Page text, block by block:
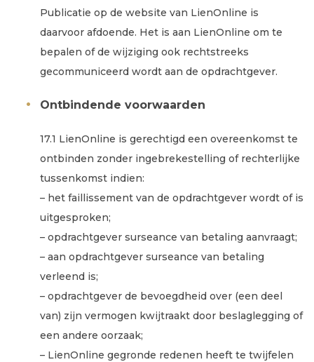
Publicatie op de website van LienOnline is
daarvoor afdoende. Het is aan LienOnline om te
bepalen of de wijziging ook rechtstreeks
gecommuniceerd wordt aan de opdrachtgever.
Ontbindende voorwaarden
17.1 LienOnline is gerechtigd een overeenkomst te
ontbinden zonder ingebrekestelling of rechterlijke
tussenkomst indien:
– het faillissement van de opdrachtgever wordt of is
uitgesproken;
– opdrachtgever surseance van betaling aanvraagt;
– aan opdrachtgever surseance van betaling
verleend is;
– opdrachtgever de bevoegdheid over (een deel
van) zijn vermogen kwijtraakt door beslaglegging of
een andere oorzaak;
– LienOnline gegronde redenen heeft te twijfelen